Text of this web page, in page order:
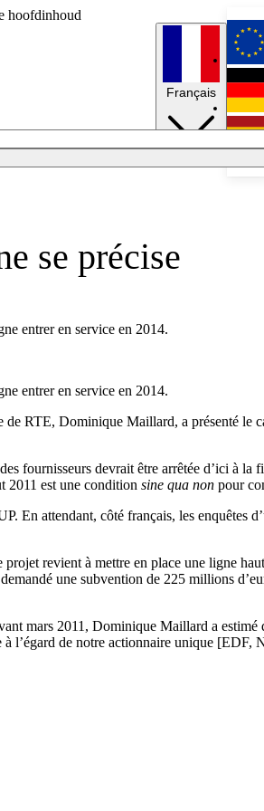
hoofdinhoud
Français
se précise
entrer en service en 2014.
entrer en service en 2014.
RTE, Dominique Maillard, a présenté le
fournisseurs devrait être arrêtée d’ici à la
2011 est une condition sine qua non pour
En attendant, côté français, les enquêtes
revient à mettre en place une ligne
une subvention de 225 millions
mars 2011, Dominique Maillard a estimé
l’égard de notre actionnaire unique